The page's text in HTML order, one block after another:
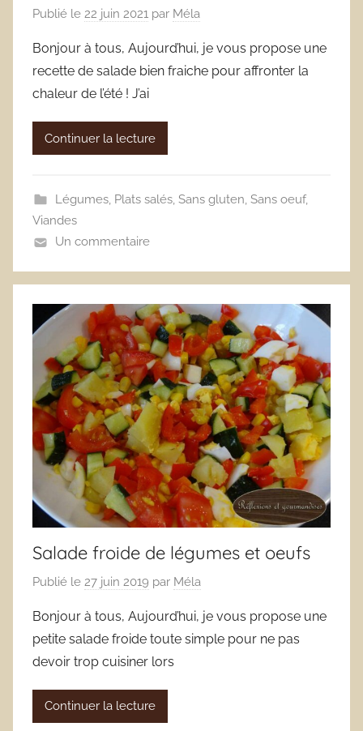
Publié le 22 juin 2021 par Méla
Bonjour à tous, Aujourd’hui, je vous propose une
recette de salade bien fraiche pour affronter la
chaleur de l’été ! J’ai
Continuer la lecture
Légumes, Plats salés, Sans gluten, Sans oeuf,
Viandes
Un commentaire
Salade froide de légumes et oeufs
Publié le 27 juin 2019 par Méla
Bonjour à tous, Aujourd’hui, je vous propose une
petite salade froide toute simple pour ne pas
devoir trop cuisiner lors
Continuer la lecture